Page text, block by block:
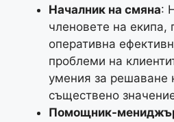
Началник на смяна:
членовете на екипа,
оперативна
проблеми на
умения за решаване
съществено
Помощник-